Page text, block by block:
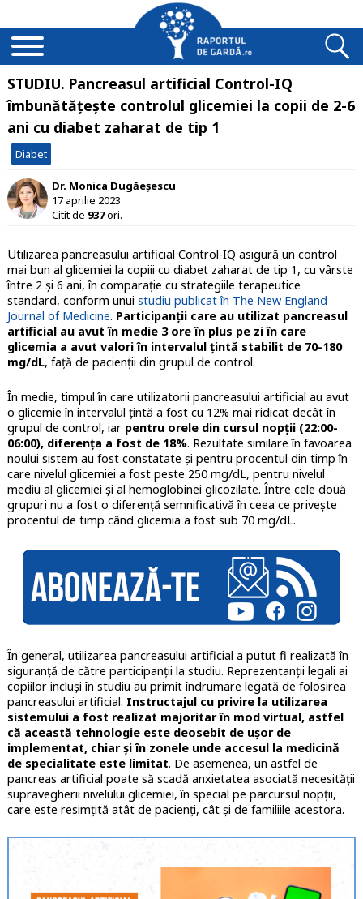
STUDIU. Pancreasul artificial Control-IQ
îmbunătăţeşte controlul glicemiei la copii de 2-6
ani cu diabet zaharat de tip 1
Diabet
Dr. Monica Dugăeșescu
17 aprilie 2023
Citit de 937ori.
Utilizarea pancreasului artificial Control-IQ asigură un control
mai bun al glicemiei la copiii cu diabet zaharat de tip 1, cu vârste
între 2 și 6 ani, în comparaţie cu strategiile terapeutice
standard, conform unui studiu publicat în The New England
Journal of Medicine. Participanții care au utilizat pancreasul
artificial au avut în medie 3 ore în plus pe zi în care
glicemia a avut valori în intervalul țintă stabilit de 70-180
mg/dL, faţă de pacienţii din grupul de control.
În medie, timpul în care utilizatorii pancreasului artificial au avut
o glicemie în intervalul țintă a fost cu 12% mai ridicat decât în
grupul de control, iar pentru orele din cursul nopții (22:00-
06:00), diferența a fost de 18%. Rezultate similare în favoarea
noului sistem au fost constatate şi pentru procentul din timp în
care nivelul glicemiei a fost peste 250 mg/dL, pentru nivelul
mediu al glicemiei şi al hemoglobinei glicozilate. Între cele două
grupuri nu a fost o diferenţă semnificativă în ceea ce priveşte
procentul de timp când glicemia a fost sub 70 mg/dL.
În general, utilizarea pancreasului artificial a putut fi realizată în
siguranță de către participanții la studiu. Reprezentanţii legali ai
copiilor incluşi în studiu au primit îndrumare legată de folosirea
pancreasului artificial. Instructajul cu privire la utilizarea
sistemului a fost realizat majoritar în mod virtual, astfel
că această tehnologie este deosebit de ușor de
implementat, chiar și în zonele unde accesul la medicină
de specialitate este limitat. De asemenea, un astfel de
pancreas artificial poate să scadă anxietatea asociată necesității
supravegherii nivelului glicemiei, în special pe parcursul nopții,
care este resimțită atât de pacienți, cât și de familiile acestora.